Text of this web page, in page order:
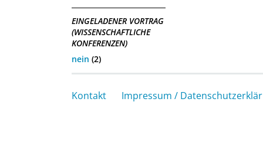
EINGELADENER VORTRAG
(WISSENSCHAFTLICHE
KONFERENZEN)
nein (2)
Kontakt Impressum /